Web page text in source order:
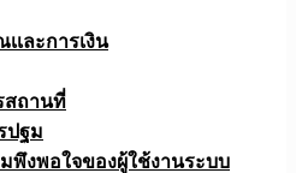
เละการเงิน
สถานที่
ปฐม
พึงพอใจของผู้ใช้งานระบบ